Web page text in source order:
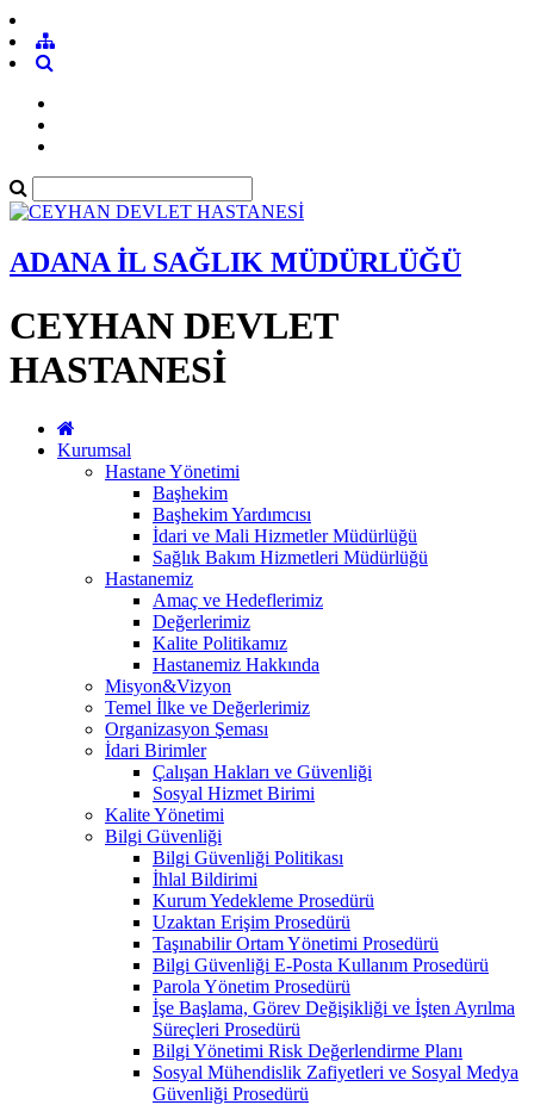
ADANA İL SAĞLIK MÜDÜRLÜĞÜ
CEYHAN DEVLET
HASTANESİ
Kurumsal
Hastane Yönetimi
Başhekim
Başhekim Yardımcısı
İdari ve Mali Hizmetler Müdürlüğü
Sağlık Bakım Hizmetleri Müdürlüğü
Hastanemiz
Amaç ve Hedeflerimiz
Değerlerimiz
Kalite Politikamız
Hastanemiz Hakkında
Misyon&Vizyon
Temel İlke ve Değerlerimiz
Organizasyon Şeması
İdari Birimler
Çalışan Hakları ve Güvenliği
Sosyal Hizmet Birimi
Kalite Yönetimi
Bilgi Güvenliği
Bilgi Güvenliği Politikası
İhlal Bildirimi
Kurum Yedekleme Prosedürü
Uzaktan Erişim Prosedürü
Taşınabilir Ortam Yönetimi Prosedürü
Bilgi Güvenliği E-Posta Kullanım Prosedürü
Parola Yönetim Prosedürü
İşe Başlama, Görev Değişikliği ve İşten Ayrılma
Süreçleri Prosedürü
Bilgi Yönetimi Risk Değerlendirme Planı
Sosyal Mühendislik Zafiyetleri ve Sosyal Medya
Güvenliği Prosedürü